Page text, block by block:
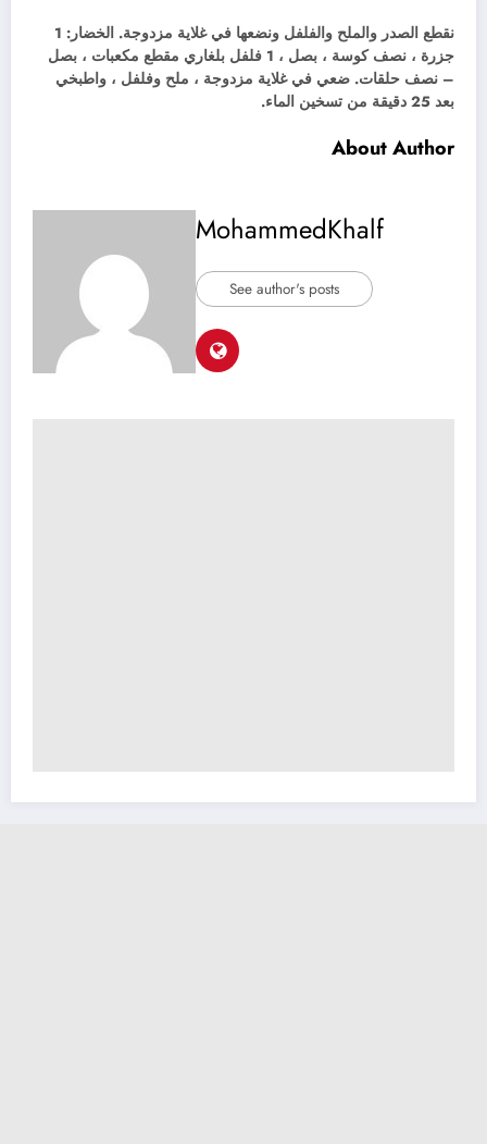
نقطع الصدر والملح والفلفل ونضعها في غلاية مزدوجة. الخضار: 1
جزرة ، نصف كوسة ، بصل ، 1 فلفل بلغاري مقطع مكعبات ، بصل
– نصف حلقات. ضعي في غلاية مزدوجة ، ملح وفلفل ، واطبخي
بعد 25 دقيقة من تسخين الماء.
About Author
MohammedKhalf
See author's posts